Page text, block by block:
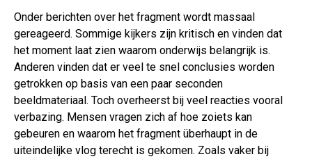
Onder berichten over het fragment wordt massaal
gereageerd. Sommige kijkers zijn kritisch en vinden dat
het moment laat zien waarom onderwijs belangrijk is.
Anderen vinden dat er veel te snel conclusies worden
getrokken op basis van een paar seconden
beeldmateriaal. Toch overheerst bij veel reacties vooral
verbazing. Mensen vragen zich af hoe zoiets kan
gebeuren en waarom het fragment überhaupt in de
uiteindelijke vlog terecht is gekomen. Zoals vaker bij